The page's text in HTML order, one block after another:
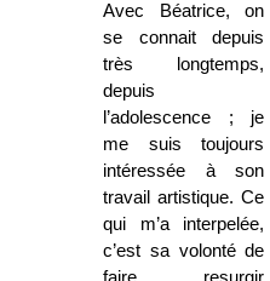
Avec Béatrice, on
se connait depuis
très longtemps,
depuis
l’adolescence ; je
me suis toujours
intéressée à son
travail artistique. Ce
qui m’a interpelée,
c’est sa volonté de